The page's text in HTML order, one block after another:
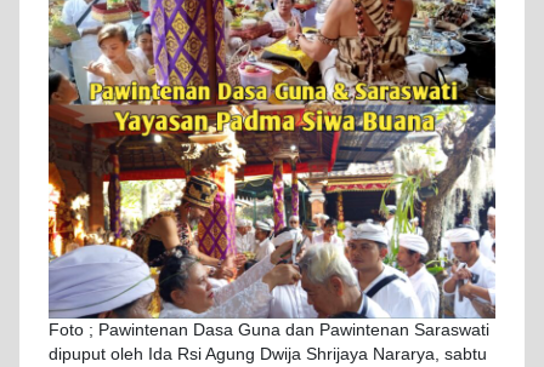
Foto ; Pawintenan Dasa Guna dan Pawintenan Saraswati
dipuput oleh Ida Rsi Agung Dwija Shrijaya Nararya, sabtu